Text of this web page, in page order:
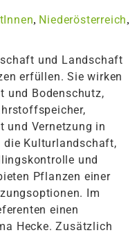
, Niederösterreich,
und Landschaft
erfüllen. Sie wirken
und Bodenschutz,
und Vernetzung in
die Kulturlandschaft,
und
Pflanzen einer
Im
einen
Hecke. Zusätzlich